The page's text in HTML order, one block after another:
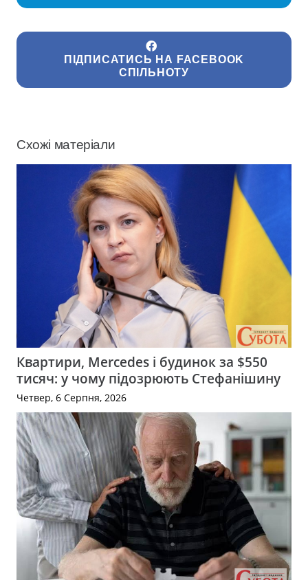
ПІДПИСАТИСЬ НА FACEBOOK
СПІЛЬНОТУ
Схожі матеріали
Квартири, Mercedes і будинок за $550
тисяч: у чому підозрюють Стефанішину
Четвер, 6 Серпня, 2026